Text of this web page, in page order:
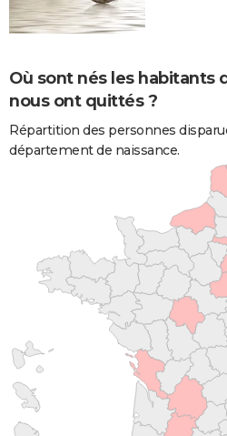
Où sont nés les habitants
nous ont quittés ?
Répartition des personnes
département de naissance.